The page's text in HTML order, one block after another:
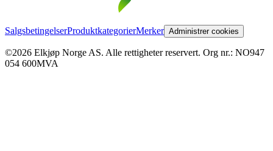
SalgsbetingelserProduktkategorierMerker Administrer cookies
©2026 Elkjøp Norge AS. Alle rettigheter reservert. Org nr.: NO947
054 600MVA